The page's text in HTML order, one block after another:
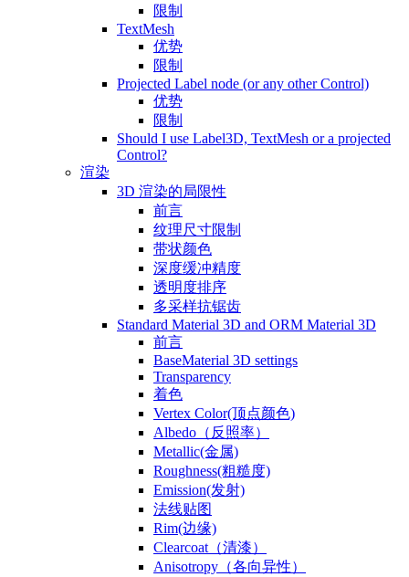
限制
TextMesh
优势
限制
Projected Label node (or any other Control)
优势
限制
Should I use Label3D, TextMesh or a projected
Control?
渲染
3D 渲染的局限性
前言
纹理尺寸限制
带状颜色
深度缓冲精度
透明度排序
多采样抗锯齿
Standard Material 3D and ORM Material 3D
前言
BaseMaterial 3D settings
Transparency
着色
Vertex Color(顶点颜色)
Albedo（反照率）
Metallic(金属)
Roughness(粗糙度)
Emission(发射)
法线贴图
Rim(边缘)
Clearcoat（清漆）
Anisotropy（各向异性）